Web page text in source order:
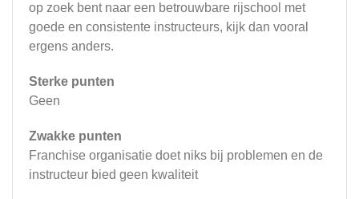
op zoek bent naar een betrouwbare rijschool met
goede en consistente instructeurs, kijk dan vooral
ergens anders.
Sterke punten
Geen
Zwakke punten
Franchise organisatie doet niks bij problemen en de
instructeur bied geen kwaliteit